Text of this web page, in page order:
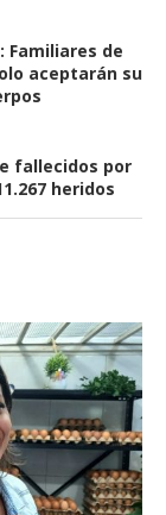
Familiares de
aceptarán su
fallecidos por
heridos